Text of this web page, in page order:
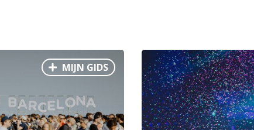
MIJN GIDS